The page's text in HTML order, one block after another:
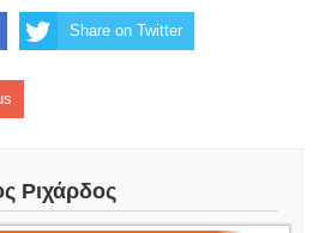
Share on Twitter
Ριχάρδος